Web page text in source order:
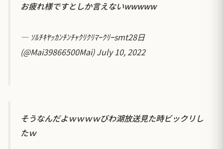
お疲れ様ですとしか言えないwwwww
— ｿﾙﾁｷﾔｯｶﾝﾁﾝﾁｬｸﾘｸﾘﾏｰｸﾘｰsmt28日
(@Mai39866500Mai)July 10, 2022
そうなんだよｗｗｗｗびわ湖放送見た時ビックリし
たｗ